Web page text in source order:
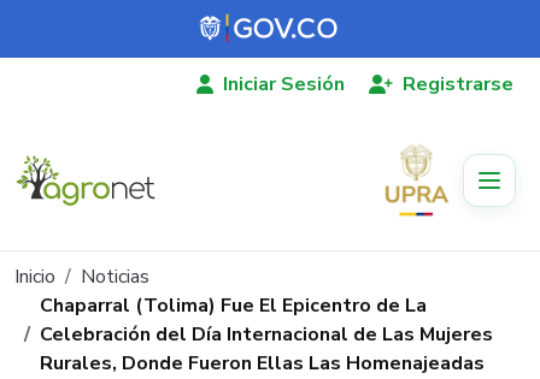
Pasar al contenido principal
Iniciar Sesión Registrarse
Ruta de navegación
Inicio
Noticias
Chaparral (Tolima) Fue El Epicentro de La
Celebración del Día Internacional de Las Mujeres
Rurales, Donde Fueron Ellas Las Homenajeadas